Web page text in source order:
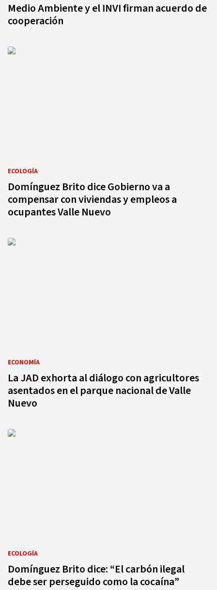
Medio Ambiente y el INVI firman acuerdo de
cooperación
ECOLOGÍA
Domínguez Brito dice Gobierno va a
compensar con viviendas y empleos a
ocupantes Valle Nuevo
ECONOMÍA
La JAD exhorta al diálogo con agricultores
asentados en el parque nacional de Valle
Nuevo
ECOLOGÍA
Domínguez Brito dice: “El carbón ilegal
debe ser perseguido como la cocaína”